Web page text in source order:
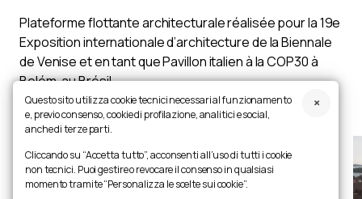
Plateforme flottante architecturale réalisée pour la 19e
Exposition internationale d’architecture de la Biennale
de Venise et en tant que Pavillon italien à la COP30 à
Belém, au Brésil.
Questo sito utilizza cookie tecnici necessari al funzionamento
e, previo consenso, cookie di profilazione, analitici e social,
anche di terze parti.
Cliccando su “Accetta tutto”, acconsenti all’uso di tutti i cookie
non tecnici. Puoi gestire o revocare il consenso in qualsiasi
momento tramite “Personalizza le scelte sui cookie”.